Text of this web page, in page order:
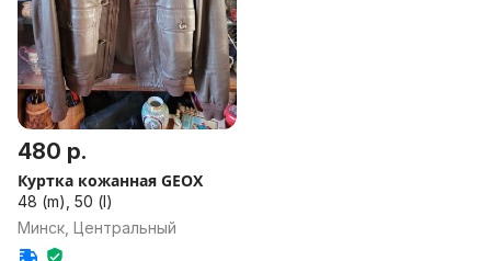
480 р.
Куртка кожанная GEOX
48 (m), 50 (l)
Минск, Центральный